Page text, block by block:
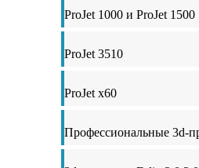
ProJet 1000 и ProJet 1500
ProJet 3510
ProJet x60
Профессиональные 3d-